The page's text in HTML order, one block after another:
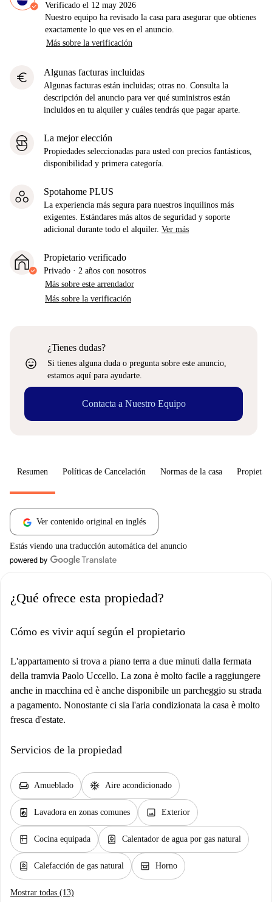
Verificado el 12 may 2026
Nuestro equipo ha revisado la casa para asegurar que obtienes
exactamente lo que ves en el anuncio.
Más sobre la verificación
euro Algunas facturas incluidas
Algunas facturas están incluidas; otras no. Consulta la
descripción del anuncio para ver qué suministros están
incluidos en tu alquiler y cuáles tendrás que pagar aparte.
La mejor elección
Propiedades seleccionadas para usted con precios fantásticos,
disponibilidad y primera categoría.
Spotahome PLUS
La experiencia más segura para nuestros inquilinos más
exigentes. Estándares más altos de seguridad y soporte
adicional durante todo el alquiler. Ver más
Propietario verificado
Privado · 2 años con nosotros
Más sobre este arrendador
Más sobre la verificación
sentiment_very_satisfied
¿Tienes dudas?
Si tienes alguna duda o pregunta sobre este anuncio,
estamos aquí para ayudarte.
Contacta a Nuestro Equipo
Resumen Políticas de Cancelación Normas de la casa
Ver contenido original en inglés
Estás viendo una traducción automática del anuncio
¿Qué ofrece esta propiedad?
Cómo es vivir aquí según el propietario
L'appartamento si trova a piano terra a due minuti dalla fermata
della tramvia Paolo Uccello. La zona è molto facile a raggiungere
anche in macchina ed è anche disponibile un parcheggio su strada
a pagamento. Nonostante ci sia l'aria condizionata la casa è molto
fresca d'estate.
Servicios de la propiedad
chair Amueblado ac_unit Aire acondicionado
local_laundry_service Lavadora en zonas comunes image Exterior
kitchen Cocina equipada water_heater Calentador de agua por gas natural
water_heater Calefacción de gas natural oven_gen Horno
Mostrar todas (13)